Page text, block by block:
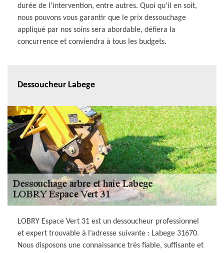
durée de l’intervention, entre autres. Quoi qu’il en soit,
nous pouvons vous garantir que le prix dessouchage
appliqué par nos soins sera abordable, défiera la
concurrence et conviendra à tous les budgets.
Dessoucheur Labege
LOBRY Espace Vert 31 est un dessoucheur professionnel
et expert trouvable à l’adresse suivante : Labege 31670.
Nous disposons une connaissance très fiable, suffisante et